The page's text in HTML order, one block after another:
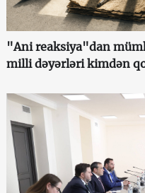
"Ani reaksiya"dan
milli dəyərləri kimdən